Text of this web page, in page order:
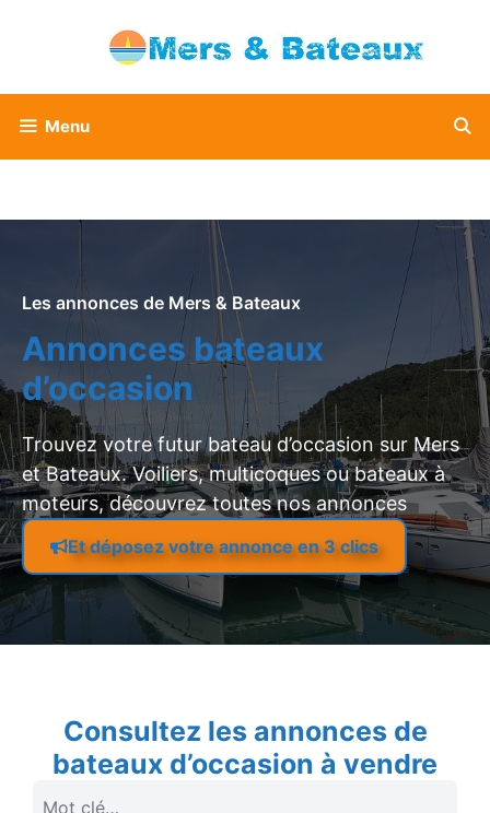
Menu
Les annonces de Mers & Bateaux
Annonces bateaux
d’occasion
Trouvez votre futur bateau d’occasion sur Mers
et Bateaux. Voiliers, multicoques ou bateaux à
moteurs, découvrez toutes nos annonces
Et déposez votre annonce en 3 clics
Consultez les annonces de
bateaux d’occasion à vendre